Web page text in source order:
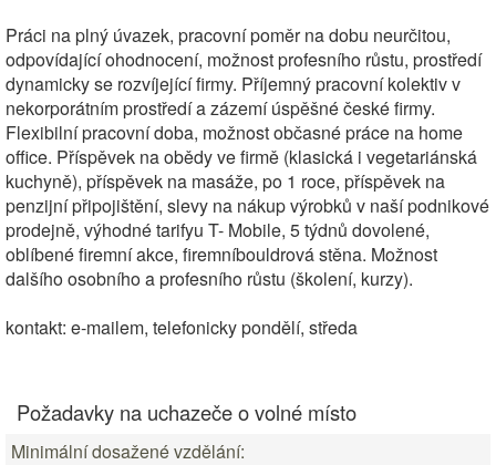
Práci na plný úvazek, pracovní poměr na dobu neurčitou,
odpovídající ohodnocení, možnost profesního růstu, prostředí
dynamicky se rozvíjející firmy. Příjemný pracovní kolektiv v
nekorporátním prostředí a zázemí úspěšné české firmy.
Flexibilní pracovní doba, možnost občasné práce na home
office. Příspěvek na obědy ve firmě (klasická i vegetariánská
kuchyně), příspěvek na masáže, po 1 roce, příspěvek na
penzijní připojištění, slevy na nákup výrobků v naší podnikové
prodejně, výhodné tarifyu T- Mobile, 5 týdnů dovolené,
oblíbené firemní akce, firemníbouldrová stěna. Možnost
dalšího osobního a profesního růstu (školení, kurzy).
kontakt: e-mailem, telefonicky pondělí, středa
Požadavky na uchazeče o volné místo
Minimální dosažené vzdělání: